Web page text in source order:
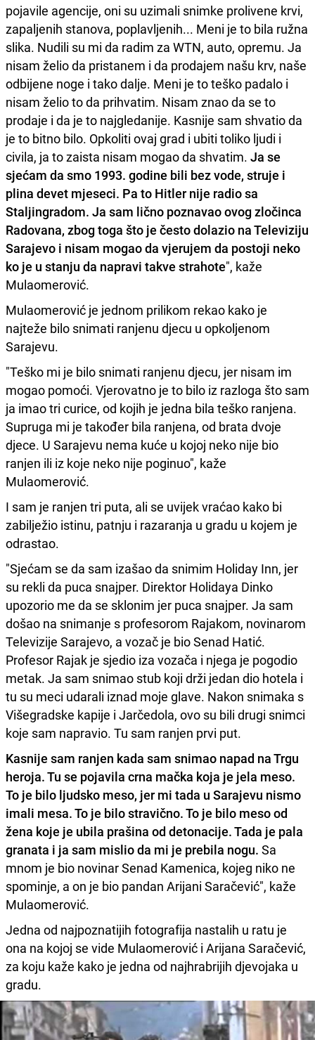
pojavile agencije, oni su uzimali snimke prolivene krvi,
zapaljenih stanova, poplavljenih... Meni je to bila ružna
slika. Nudili su mi da radim za WTN, auto, opremu. Ja
nisam želio da pristanem i da prodajem našu krv, naše
odbijene noge i tako dalje. Meni je to teško padalo i
nisam želio to da prihvatim. Nisam znao da se to
prodaje i da je to najgledanije. Kasnije sam shvatio da
je to bitno bilo. Opkoliti ovaj grad i ubiti toliko ljudi i
civila, ja to zaista nisam mogao da shvatim. Ja se
sjećam da smo 1993. godine bili bez vode, struje i
plina devet mjeseci. Pa to Hitler nije radio sa
Staljingradom. Ja sam lično poznavao ovog zločinca
Radovana, zbog toga što je često dolazio na Televiziju
Sarajevo i nisam mogao da vjerujem da postoji neko
ko je u stanju da napravi takve strahote", kaže
Mulaomerović.
Mulaomerović je jednom prilikom rekao kako je
najteže bilo snimati ranjenu djecu u opkoljenom
Sarajevu.
"Teško mi je bilo snimati ranjenu djecu, jer nisam im
mogao pomoći. Vjerovatno je to bilo iz razloga što sam
ja imao tri curice, od kojih je jedna bila teško ranjena.
Supruga mi je također bila ranjena, od brata dvoje
djece. U Sarajevu nema kuće u kojoj neko nije bio
ranjen ili iz koje neko nije poginuo", kaže
Mulaomerović.
I sam je ranjen tri puta, ali se uvijek vraćao kako bi
zabilježio istinu, patnju i razaranja u gradu u kojem je
odrastao.
"Sjećam se da sam izašao da snimim Holiday Inn, jer
su rekli da puca snajper. Direktor Holidaya Dinko
upozorio me da se sklonim jer puca snajper. Ja sam
došao na snimanje s profesorom Rajakom, novinarom
Televizije Sarajevo, a vozač je bio Senad Hatić.
Profesor Rajak je sjedio iza vozača i njega je pogodio
metak. Ja sam snimao stub koji drži jedan dio hotela i
tu su meci udarali iznad moje glave. Nakon snimaka s
Višegradske kapije i Jarčedola, ovo su bili drugi snimci
koje sam napravio. Tu sam ranjen prvi put.
Kasnije sam ranjen kada sam snimao napad na Trgu
heroja. Tu se pojavila crna mačka koja je jela meso.
To je bilo ljudsko meso, jer mi tada u Sarajevu nismo
imali mesa. To je bilo stravično. To je bilo meso od
žena koje je ubila prašina od detonacije. Tada je pala
granata i ja sam mislio da mi je prebila nogu. Sa
mnom je bio novinar Senad Kamenica, kojeg niko ne
spominje, a on je bio pandan Arijani Saračević", kaže
Mulaomerović.
Jedna od najpoznatijih fotografija nastalih u ratu je
ona na kojoj se vide Mulaomerović i Arijana Saračević,
za koju kaže kako je jedna od najhrabrijih djevojaka u
gradu.